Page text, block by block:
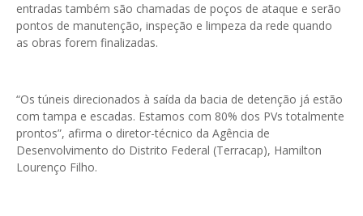
entradas também são chamadas de poços de ataque e serão
pontos de manutenção, inspeção e limpeza da rede quando
as obras forem finalizadas.
“Os túneis direcionados à saída da bacia de detenção já estão
com tampa e escadas. Estamos com 80% dos PVs totalmente
prontos”, afirma o diretor-técnico da Agência de
Desenvolvimento do Distrito Federal (Terracap), Hamilton
Lourenço Filho.